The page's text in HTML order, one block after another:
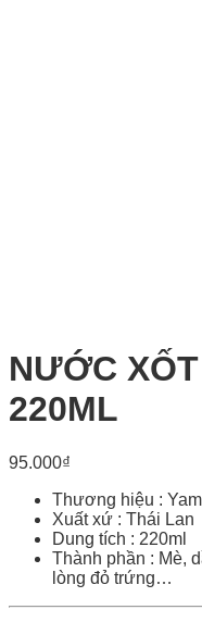
NƯỚC
220ML
95.000₫
Thương hiệu :
Xuất xứ : Thái Lan
Dung tích : 220ml
Thành phần : Mè,
lòng đỏ trứng…